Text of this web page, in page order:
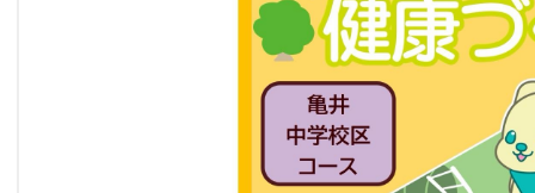
加盟スポットに